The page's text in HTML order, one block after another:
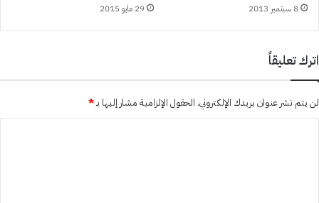
8 سبتمبر 2013 29 مايو 2015
اترك تعليقاً
لن يتم نشر عنوان بريدك الإلكتروني. الحقول الإلزامية مشار إليها بـ*